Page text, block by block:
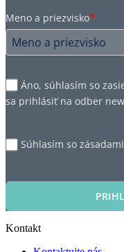
Meno a priezvisko*
Áno, súhlasím so
sa prihlásiť na odber
Súhlasím so
Kontakt